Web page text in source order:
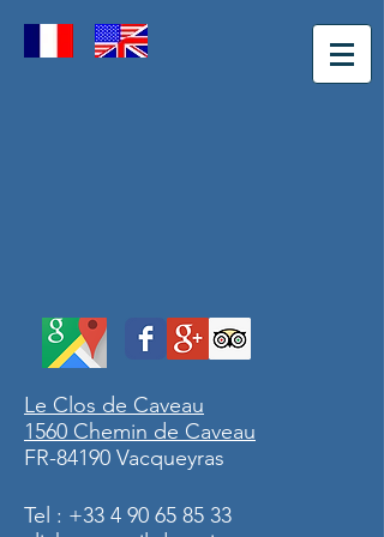
Le Clos de Caveau
1560 Chemin de Caveau
FR-84190 Vacqueyras
Tel : +33 4 90 65 85 33